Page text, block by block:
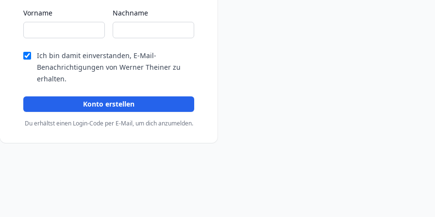
Vorname Nachname
Ich bin damit einverstanden, E-Mail-
Benachrichtigungen von Werner Theiner zu
erhalten.
Konto erstellen
Du erhältst einen Login-Code per E-Mail, um dich anzumelden.